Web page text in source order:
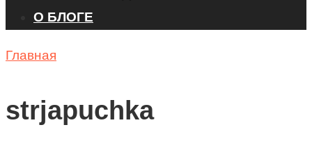
О БЛОГЕ
Главная
strjapuchka